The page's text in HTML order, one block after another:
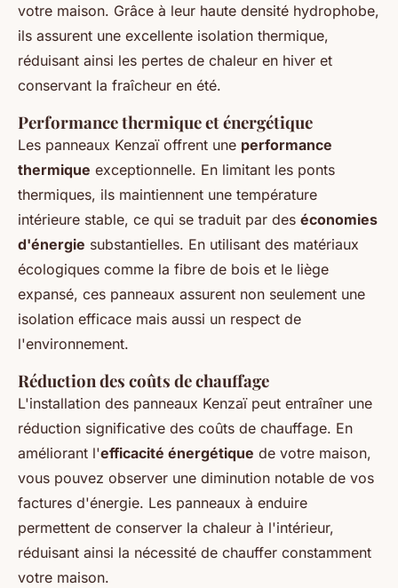
votre maison. Grâce à leur haute densité hydrophobe,
ils assurent une excellente isolation thermique,
réduisant ainsi les pertes de chaleur en hiver et
conservant la fraîcheur en été.
Performance thermique et énergétique
Les panneaux Kenzaï offrent une performance
thermique exceptionnelle. En limitant les ponts
thermiques, ils maintiennent une température
intérieure stable, ce qui se traduit par des économies
d'énergie substantielles. En utilisant des matériaux
écologiques comme la fibre de bois et le liège
expansé, ces panneaux assurent non seulement une
isolation efficace mais aussi un respect de
l'environnement.
Réduction des coûts de chauffage
L'installation des panneaux Kenzaï peut entraîner une
réduction significative des coûts de chauffage. En
améliorant l'efficacité énergétique de votre maison,
vous pouvez observer une diminution notable de vos
factures d'énergie. Les panneaux à enduire
permettent de conserver la chaleur à l'intérieur,
réduisant ainsi la nécessité de chauffer constamment
votre maison.